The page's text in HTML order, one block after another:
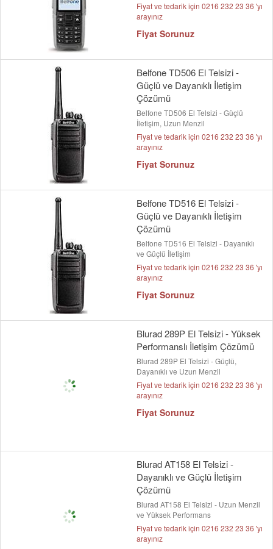
Fiyat ve tedarik için 0216 232 23 36 'yı
arayınız
Fiyat Sorunuz
Belfone TD506 El Telsizi -
Güçlü ve Dayanıklı İletişim
Çözümü
Belfone TD506 El Telsizi - Güçlü
İletişim, Uzun Menzil
Fiyat ve tedarik için 0216 232 23 36 'yı
arayınız
Fiyat Sorunuz
Belfone TD516 El Telsizi -
Güçlü ve Dayanıklı İletişim
Çözümü
Belfone TD516 El Telsizi - Dayanıklı
ve Güçlü İletişim
Fiyat ve tedarik için 0216 232 23 36 'yı
arayınız
Fiyat Sorunuz
Blurad 289P El Telsizi - Yüksek
Performanslı İletişim Çözümü
Blurad 289P El Telsizi - Güçlü,
Dayanıklı ve Uzun Menzil
Fiyat ve tedarik için 0216 232 23 36 'yı
arayınız
Fiyat Sorunuz
Blurad AT158 El Telsizi -
Dayanıklı ve Güçlü İletişim
Çözümü
Blurad AT158 El Telsizi - Uzun Menzil
ve Yüksek Performans
Fiyat ve tedarik için 0216 232 23 36 'yı
arayınız